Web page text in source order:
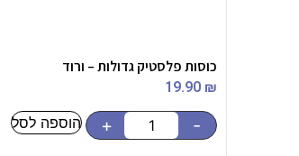
כוסות פלסטיק גדולות – ורוד
19.90 ₪
-
+ הוספה לסל